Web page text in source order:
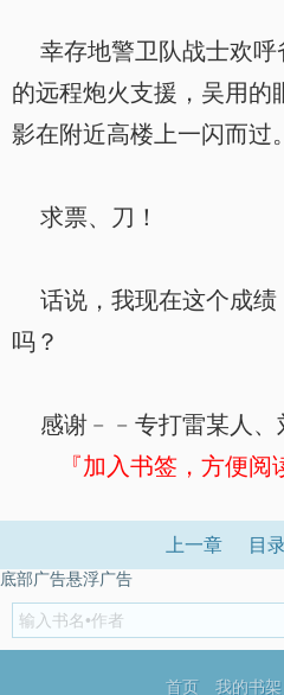
幸存地警卫队战士欢呼
的远程炮火支援，吴用的
影在附近高楼上一闪而过。
求票、刀！
话说，我现在这个成绩
吗？
感谢﹣﹣专打雷某人、
『加入书签，方便阅
上一章 目
底部广告悬浮广告
首页 我的书架